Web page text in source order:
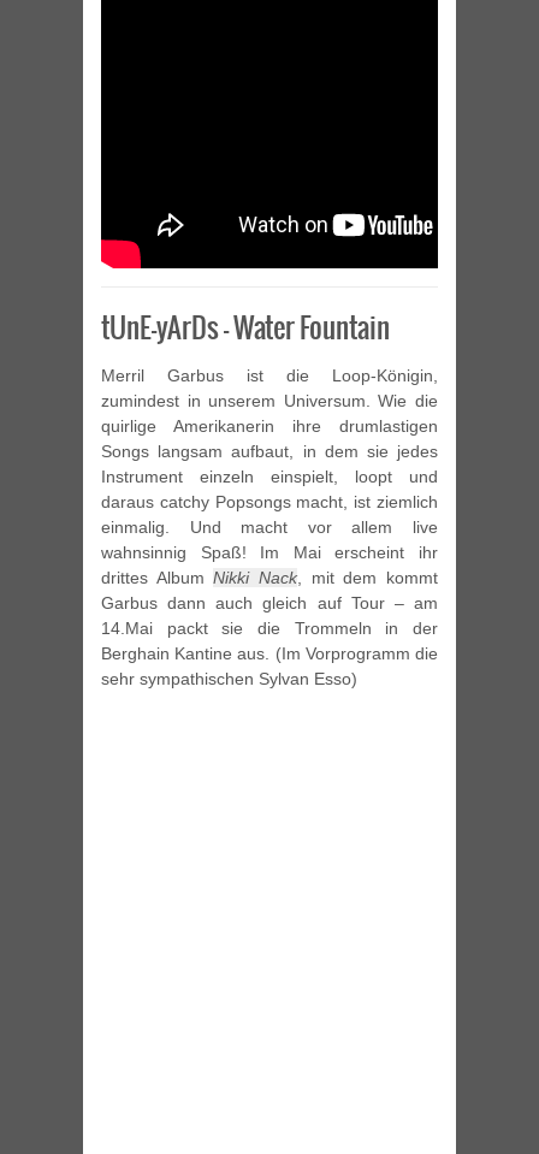
tUnE-yArDs – Water Fountain
Merril Garbus ist die Loop-Königin,
zumindest in unserem Universum. Wie die
quirlige Amerikanerin ihre drumlastigen
Songs langsam aufbaut, in dem sie jedes
Instrument einzeln einspielt, loopt und
daraus catchy Popsongs macht, ist ziemlich
einmalig. Und macht vor allem live
wahnsinnig Spaß! Im Mai erscheint ihr
drittes AlbumNikki Nack, mit dem kommt
Garbus dann auch gleich auf Tour – am
14.Mai packt sie die Trommeln in der
Berghain Kantine aus. (Im Vorprogramm die
sehr sympathischen Sylvan Esso)